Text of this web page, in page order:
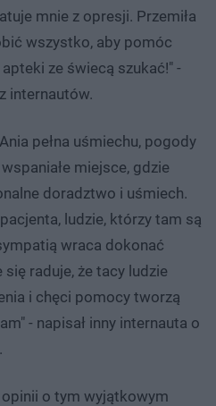
mnie z opresji. Przemiła
wszystko, aby pomóc
ze świecą szukać!" -
internautów.
pełna uśmiechu, pogody
miejsce, gdzie
doradztwo i uśmiech.
ludzie, którzy tam są
wraca dokonać
raduje, że tacy ludzie
i chęci pomocy tworzą
- napisał inny internauta o
o tym wyjątkowym